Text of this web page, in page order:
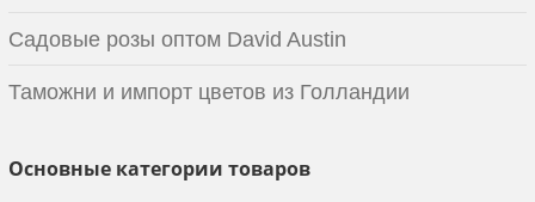
Садовые розы оптом David Austin
Таможни и импорт цветов из Голландии
Основные категории товаров